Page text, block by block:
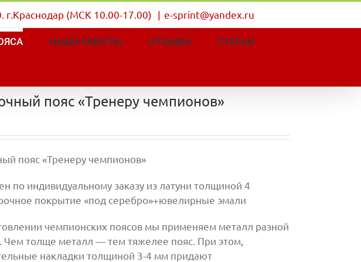
г.Краснодар (МСК 10.00-17.00) | e-sprint@yandex.ru
НАШИ РАБОТЫ ОТЗЫВЫ СТАТЬИ
пояс «Тренеру чемпионов»
пояс «Тренеру чемпионов»
по индивидуальному заказу из латуни толщиной 4
покрытие «под серебро»+ювелирные эмали
чемпионских поясов мы применяем металл разной
толще металл — тем тяжелее пояс. При этом,
накладки толщиной 3-4 мм придают